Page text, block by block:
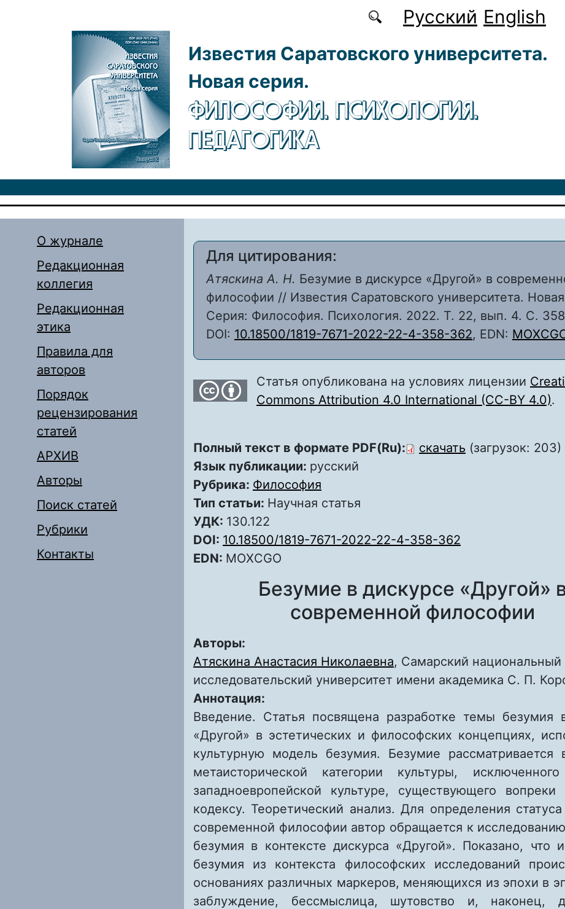
Русский English
Известия Саратовского университета.
Новая серия.
ФИЛОСОФИЯ. ПСИХОЛОГИЯ.
ПЕДАГОГИКА
О журнале
Редакционная
коллегия
Редакционная
этика
Правила для
авторов
Порядок
рецензирования
статей
АРХИВ
Авторы
Поиск статей
Рубрики
Контакты
Для цитирования:
Атяскина А. Н. Безумие в дискурсе «Другой» в
философии // Известия Саратовского университета.
Серия: Философия. Психология. 2022. Т. 22, вып. 4. С.
DOI: 10.18500/1819-7671-2022-22-4-358-362, EDN:
Статья опубликована на условиях лицензии
Commons Attribution 4.0 International (CC-BY 4.0).
Полный текст в формате PDF(Ru): скачать (загрузок: 203)
Язык публикации: русский
Рубрика: Философия
Тип статьи: Научная статья
УДК: 130.122
DOI: 10.18500/1819-7671-2022-22-4-358-362
EDN: MOXCGO
Безумие в дискурсе «Другой»
современной философии
Авторы:
Атяскина Анастасия Николаевна, Самарский национальный
исследовательский университет имени академика С. П.
Аннотация:
Введение. Статья посвящена разработке темы безумия
«Другой» в эстетических и философских концепциях,
культурную модель безумия. Безумие рассматривается
метаисторической категории культуры,
западноевропейской культуре, существующего вопреки
кодексу. Теоретический анализ. Для определения
современной философии автор обращается к
безумия в контексте дискурса «Другой». Показано, что
безумия из контекста философских исследований
основаниях различных маркеров, меняющихся из эпохи в
заблуждение, бессмыслица, шутовство и, наконец,